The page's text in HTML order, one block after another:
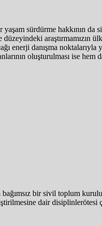
sürdürme hakkının da
araştırmamızın
enerji danışma noktalarıyla
oluşturulması ise hem
bir sivil toplum
dair disiplinlerötesi